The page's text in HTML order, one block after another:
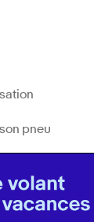
pneu